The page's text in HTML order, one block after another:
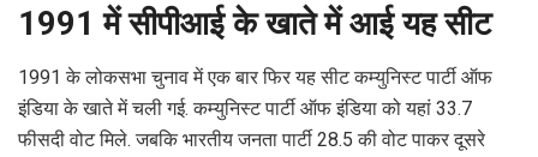
1991 में सीपीआई के खाते में आई यह सीट
1991 के लोकसभा चुनाव में एक बार फिर यह सीट कम्युनिस्ट पार्टी ऑफ
इंडिया के खाते में चली गई. कम्युनिस्ट पार्टी ऑफ इंडिया को यहां 33.7
फीसदी वोट मिले. जबकि भारतीय जनता पार्टी 28.5 की वोट पाकर दूसरे